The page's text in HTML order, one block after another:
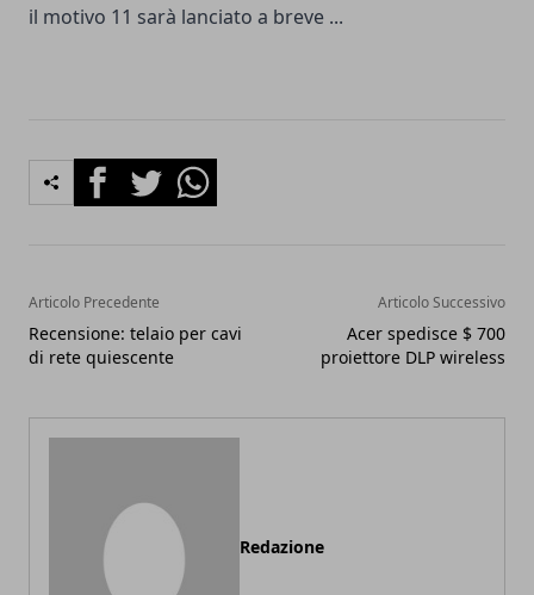
il motivo 11 sarà lanciato a breve ...
FacebookTwitterWhatsapp
Articolo Precedente
Recensione: telaio per cavi
di rete quiescente
Articolo Successivo
Acer spedisce $ 700
proiettore DLP wireless
Redazione